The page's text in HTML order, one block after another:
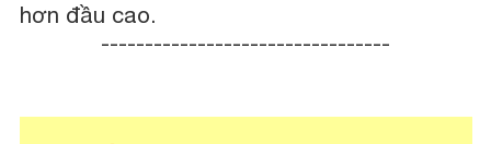
hơn đầu cao.
---------------------------------